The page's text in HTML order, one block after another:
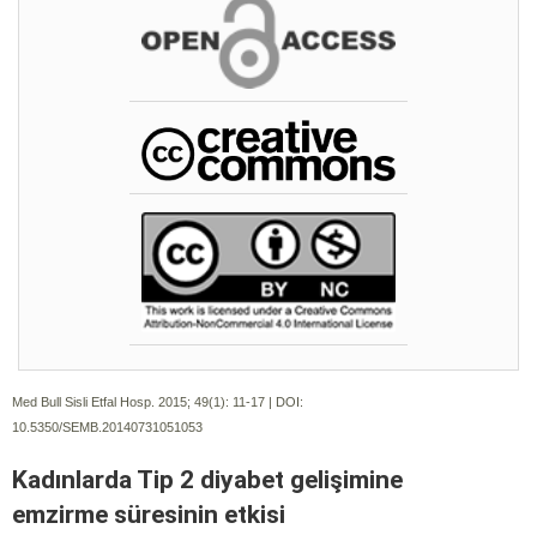
Med Bull Sisli Etfal Hosp. 2015; 49(1): 11-17 | DOI:
10.5350/SEMB.20140731051053
Kadınlarda Tip 2 diyabet gelişimine
emzirme süresinin etkisi